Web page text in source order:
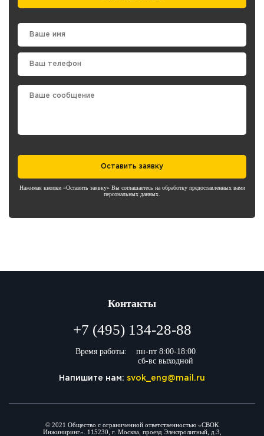
Нажимая кнопки «Оставить заявку» Вы соглашаетесь на обработку предоставленных вами
персональных данных.
Оставить заявку
Контакты
+7 (495) 134-28-88
Время работы:
пн-пт 8:00-18:00
сб-вс выходной
Напишите нам: svok_eng@mail.ru
© 2021 Общество с ограниченной ответственностью «СВОК
Инжиниринг». 115230, г. Москва, проезд Электролитный, д.3,